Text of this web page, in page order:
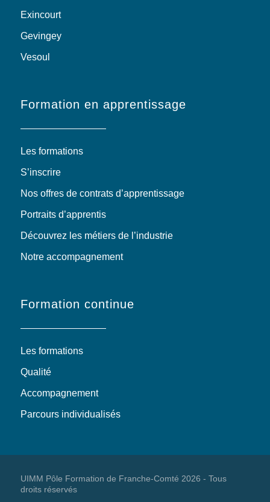
Exincourt
Gevingey
Vesoul
Formation en apprentissage
Les formations
S’inscrire
Nos offres de contrats d’apprentissage
Portraits d’apprentis
Découvrez les métiers de l’industrie
Notre accompagnement
Formation continue
Les formations
Qualité
Accompagnement
Parcours individualisés
UIMM Pôle Formation de Franche-Comté 2026 - Tous
droits réservés